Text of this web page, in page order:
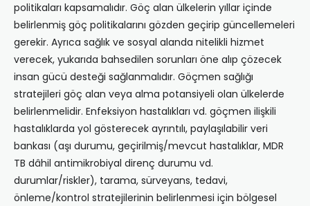
politikaları kapsamalıdır. Göç alan ülkelerin yıllar içinde
belirlenmiş göç politikalarını gözden geçirip güncellemeleri
gerekir. Ayrıca sağlık ve sosyal alanda nitelikli hizmet
verecek, yukarıda bahsedilen sorunları öne alıp çözecek
insan gücü desteği sağlanmalıdır. Göçmen sağlığı
stratejileri göç alan veya alma potansiyeli olan ülkelerde
belirlenmelidir. Enfeksiyon hastalıkları vd. göçmen ilişkili
hastalıklarda yol gösterecek ayrıntılı, paylaşılabilir veri
bankası (aşı durumu, geçirilmiş/mevcut hastalıklar, MDR
TB dâhil antimikrobiyal direnç durumu vd.
durumlar/riskler), tarama, sürveyans, tedavi,
önleme/kontrol stratejilerinin belirlenmesi için bölgesel